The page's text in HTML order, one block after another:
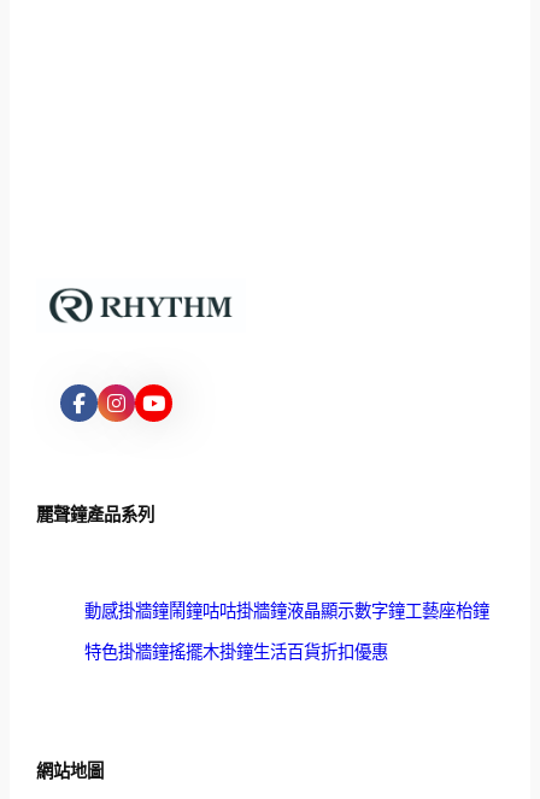
麗聲鐘產品系列
動感掛牆鐘鬧鐘咕咕掛牆鐘液晶顯示數字鐘工藝座枱鐘
特色掛牆鐘搖擺木掛鐘生活百貨折扣優惠
網站地圖